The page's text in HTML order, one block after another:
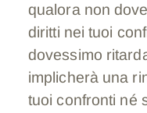
qualora non
diritti nei tuoi
dovessimo
implicherà una
tuoi confronti né